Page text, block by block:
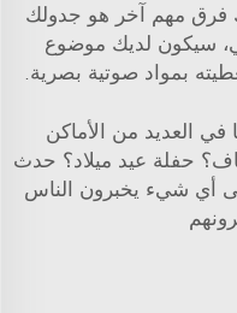
فرق مهم آخر هو جدولك
سيكون لديك موضوع
بمواد صوتية بصرية.
العديد من الأماكن
حفلة عيد ميلاد؟ حدث
أي شيء يخبرون الناس